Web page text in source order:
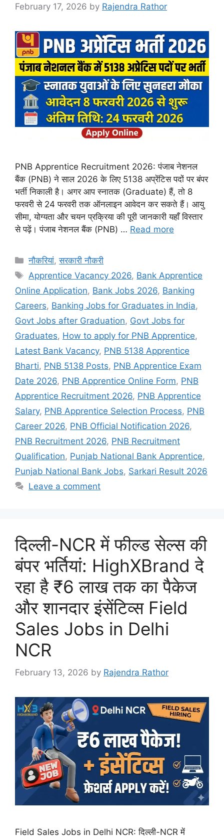
February 17, 2026 by Rajendra Rathor
PNB Apprentice Recruitment 2026: पंजाब नेशनल
बैंक (PNB) ने साल 2026 के लिए 5138 अप्रेंटिस पदों पर बंपर
भर्ती निकाली है। अगर आप स्नातक (Graduate) हैं, तो 8
फरवरी से 24 फरवरी तक ऑनलाइन आवेदन कर सकते हैं। आयु
सीमा, योग्यता और चयन प्रक्रिया की पूरी जानकारी यहाँ विस्तार
से पढ़ें। पंजाब नेशनल बैंक (PNB) … Read more
Categories
नौकरियां,सरकारी नौकरी
Tags
Apprentice Vacancy 2026, Bank Apprentice
Online Application, Bank Jobs 2026, Banking
Careers, Banking Jobs for Graduates in India,
Govt Jobs after Graduation, Govt Jobs for
Graduates, How to apply for PNB Apprentice,
Latest Bank Vacancy, PNB 5138 Apprentice
Bharti, PNB 5138 Posts, PNB Apprentice Exam
Date 2026, PNB Apprentice Online Form, PNB
Apprentice Recruitment 2026, PNB Apprentice
Salary, PNB Apprentice Selection Process, PNB
Career 2026, PNB Official Notification 2026,
PNB Recruitment 2026, PNB Recruitment
Qualification, Punjab National Bank Apprentice,
Punjab National Bank Jobs, Sarkari Result 2026
Leave a comment
दिल्ली-NCR में फील्ड सेल्स की
बंपर भर्तियां: HighXBrand दे
रहा है ₹6 लाख तक का पैकेज
और शानदार इंसेंटिव्स Field
Sales Jobs in Delhi
NCR
February 13, 2026 by Rajendra Rathor
Field Sales Jobs in Delhi NCR: दिल्ली-NCR में